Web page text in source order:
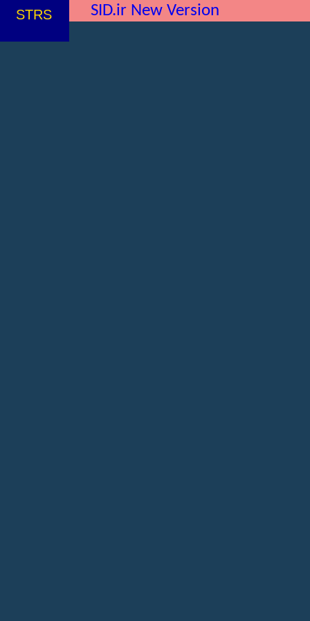
SID.ir New Version
STRS